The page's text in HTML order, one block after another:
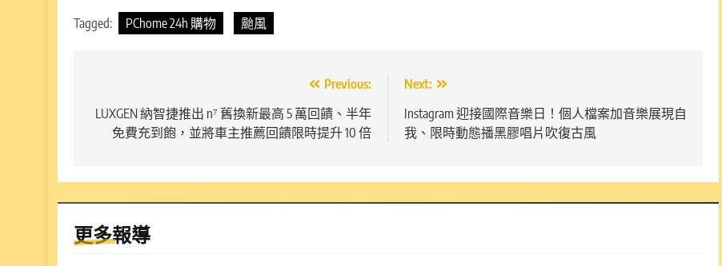
Tagged: PChome 24h 購物 颱風
章
Previous:
LUXGEN 納智捷推出 n⁷ 舊換新最高 5 萬回饋、半年
免費充到飽，並將車主推薦回饋限時提升 10 倍
Next:
Instagram 迎接國際音樂日！個人檔案加音樂展現自
我、限時動態播黑膠唱片吹復古風
更多報導